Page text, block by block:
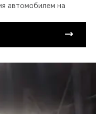
автомобилем на